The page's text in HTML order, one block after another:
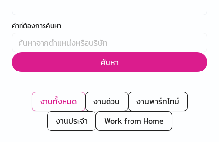
คำที่ต้องการค้นหา
ค้นหา
งานทั้งหมด งานด่วน
งานพาร์ทไทม์
งานประจำ
Work from Home